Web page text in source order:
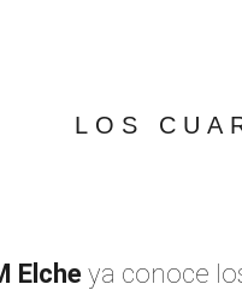
LOS
Elche ya conoce